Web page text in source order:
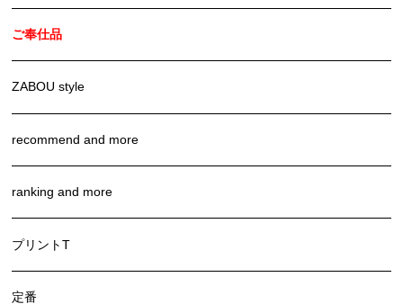
ご奉仕品
ZABOU style
recommend and more
ranking and more
プリントT
定番